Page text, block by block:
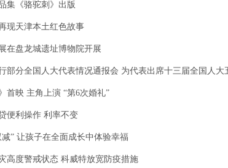
集《骆驼刺》出版
现天津本土红色故事
在盘龙城遗址博物院开展
部分全国人大代表情况通报会 为代表出席十三届全国人大
首映 主角上演 “第6次婚礼”
便利操作 利率不变
” 让孩子在全面成长中体验幸福
高度警戒状态 科威特放宽防疫措施